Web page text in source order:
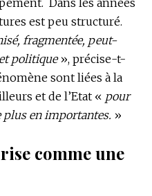
Dans les années
est peu structuré.
fragmentée, peut-
politique», précise-t-
sont liées à la
et de l’Etat « pour
plus en importantes. »
comme une